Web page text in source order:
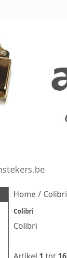
Home / Colibri
Colibri
Colibri